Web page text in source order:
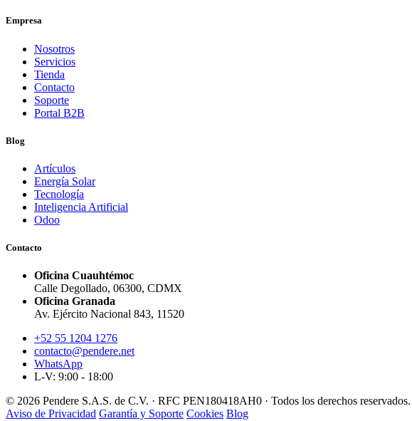
Empresa
Nosotros
Servicios
Tienda
Contacto
Soporte
Portal B2B
Blog
Artículos
Energía Solar
Tecnología
Inteligencia Artificial
Odoo
Contacto
Oficina Cuauhtémoc
Calle Degollado, 06300, CDMX
Oficina Granada
Av. Ejército Nacional 843, 11520
+52 55 1204 1276
contacto@pendere.net
WhatsApp
L-V: 9:00 - 18:00
© 2026 Pendere S.A.S. de C.V. · RFC PEN180418AH0 · Todos los derechos reservados.
Aviso de Privacidad Garantía y Soporte Cookies Blog